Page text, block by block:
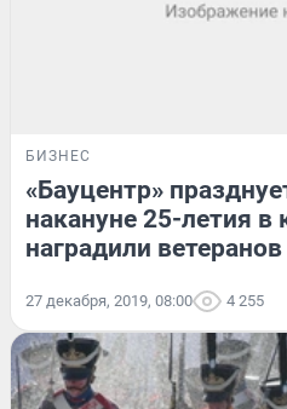
БИЗНЕС
«Бауцентр»
накануне 25-летия в
наградили ветеранов
27 декабря, 2019, 08:00 4 255